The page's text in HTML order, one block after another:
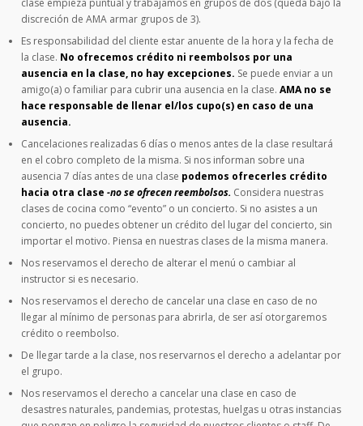
discreción de AMA armar grupos de 3).
Es responsabilidad del cliente estar anuente de la hora y la fecha de
la clase. No ofrecemos crédito ni reembolsos por una
ausencia en la clase, no hay excepciones. Se puede enviar a un
amigo(a) o familiar para cubrir una ausencia en la clase.AMA no se
hace responsable de llenar el/los cupo(s) en caso de una
ausencia.
Cancelaciones realizadas 6 días o menos antes de la clase resultará
en el cobro completo de la misma. Si nos informan sobre una
ausencia 7 días antes de una clase podemos ofrecerles crédito
hacia otra clase-no se ofrecen reembolsos. Considera nuestras
clases de cocina como “evento” o un concierto. Si no asistes a un
concierto, no puedes obtener un crédito del lugar del concierto, sin
importar el motivo. Piensa en nuestras clases de la misma manera.
Nos reservamos el derecho de alterar el menú o cambiar al
instructor si es necesario.
Nos reservamos el derecho de cancelar una clase en caso de no
llegar al mínimo de personas para abrirla, de ser así otorgaremos
crédito o reembolso.
De llegar tarde a la clase, nos reservarnos el derecho a adelantar por
el grupo.
Nos reservamos el derecho a cancelar una clase en caso de
desastres naturales, pandemias, protestas, huelgas u otras instancias